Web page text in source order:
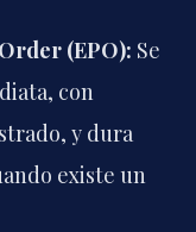
(EPO): Se
con
y dura
existe un